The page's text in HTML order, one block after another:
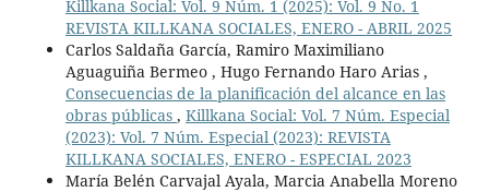
Killkana Social: Vol. 9 Núm. 1 (2025): Vol. 9 No. 1
REVISTA KILLKANA SOCIALES, ENERO - ABRIL 2025
Carlos Saldaña García, Ramiro Maximiliano
Aguaguiña Bermeo , Hugo Fernando Haro Arias ,
Consecuencias de la planificación del alcance en las
obras públicas , Killkana Social: Vol. 7 Núm. Especial
(2023): Vol. 7 Núm. Especial (2023): REVISTA
KILLKANA SOCIALES, ENERO - ESPECIAL 2023
María Belén Carvajal Ayala, Marcia Anabella Moreno